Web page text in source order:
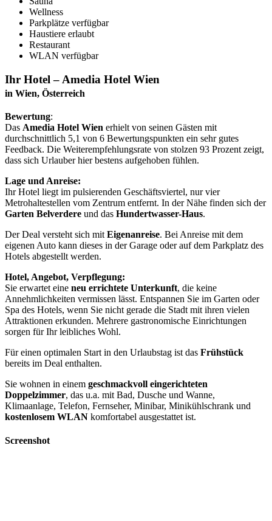
Wellness
Parkplätze verfügbar
Haustiere erlaubt
Restaurant
WLAN verfügbar
Ihr Hotel – Amedia Hotel Wien
in Wien, Österreich
Bewertung:
Das Amedia Hotel Wien erhielt von seinen Gästen mit
durchschnittlich 5,1 von 6 Bewertungspunkten ein sehr gutes
Feedback. Die Weiterempfehlungsrate von stolzen 93 Prozent zeigt,
dass sich Urlauber hier bestens aufgehoben fühlen.
Lage und Anreise:
Ihr Hotel liegt im pulsierenden Geschäftsviertel, nur vier
Metrohaltestellen vom Zentrum entfernt. In der Nähe finden sich der
Garten Belverdere und das Hundertwasser-Haus.
Der Deal versteht sich mit Eigenanreise. Bei Anreise mit dem
eigenen Auto kann dieses in der Garage oder auf dem Parkplatz des
Hotels abgestellt werden.
Hotel, Angebot, Verpflegung:
Sie erwartet eine neu errichtete Unterkunft, die keine
Annehmlichkeiten vermissen lässt. Entspannen Sie im Garten oder
Spa des Hotels, wenn Sie nicht gerade die Stadt mit ihren vielen
Attraktionen erkunden. Mehrere gastronomische Einrichtungen
sorgen für Ihr leibliches Wohl.
Für einen optimalen Start in den Urlaubstag ist das Frühstück
bereits im Deal enthalten.
Sie wohnen in einem geschmackvoll eingerichteten
Doppelzimmer, das u.a. mit Bad, Dusche und Wanne,
Klimaanlage, Telefon, Fernseher, Minibar, Minikühlschrank und
kostenlosem WLAN komfortabel ausgestattet ist.
Screenshot